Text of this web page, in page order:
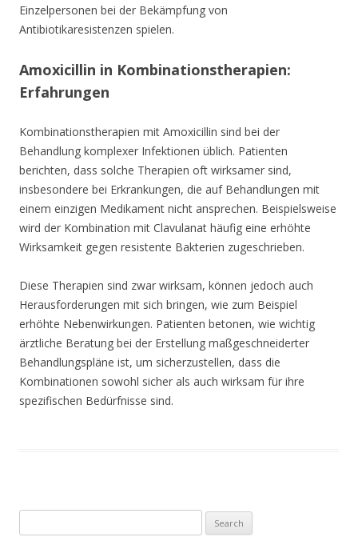
Einzelpersonen bei der Bekämpfung von
Antibiotikaresistenzen spielen.
Amoxicillin in Kombinationstherapien:
Erfahrungen
Kombinationstherapien mit Amoxicillin sind bei der
Behandlung komplexer Infektionen üblich. Patienten
berichten, dass solche Therapien oft wirksamer sind,
insbesondere bei Erkrankungen, die auf Behandlungen mit
einem einzigen Medikament nicht ansprechen. Beispielsweise
wird der Kombination mit Clavulanat häufig eine erhöhte
Wirksamkeit gegen resistente Bakterien zugeschrieben.
Diese Therapien sind zwar wirksam, können jedoch auch
Herausforderungen mit sich bringen, wie zum Beispiel
erhöhte Nebenwirkungen. Patienten betonen, wie wichtig
ärztliche Beratung bei der Erstellung maßgeschneiderter
Behandlungspläne ist, um sicherzustellen, dass die
Kombinationen sowohl sicher als auch wirksam für ihre
spezifischen Bedürfnisse sind.
for: